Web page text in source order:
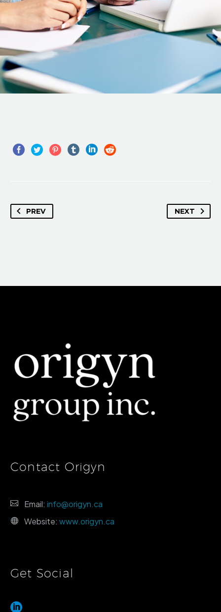
PREV NEXT
Contact Origyn
Email: info@origyn.ca
Website: www.origyn.ca
Get Social